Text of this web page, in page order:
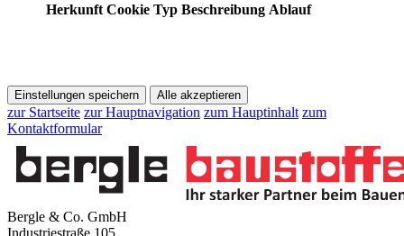
Herkunft Cookie Typ Beschreibung Ablauf
Einstellungen speichern Alle akzeptieren
zur Startseite zur Hauptnavigation zum Hauptinhalt zum
Kontaktformular
Bergle & Co. GmbH
Industriestraße 105